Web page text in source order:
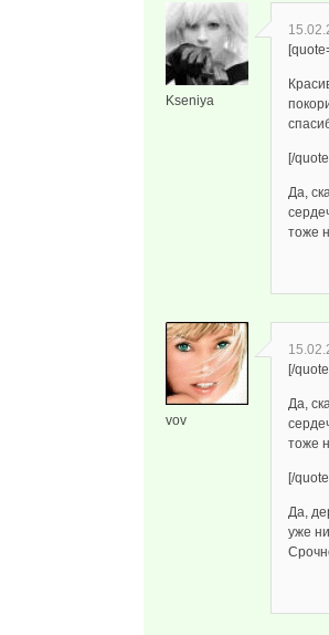
Kseniya
[/
Да,
тоже
vov
[/
Да,
тоже
[/
Да,
уже